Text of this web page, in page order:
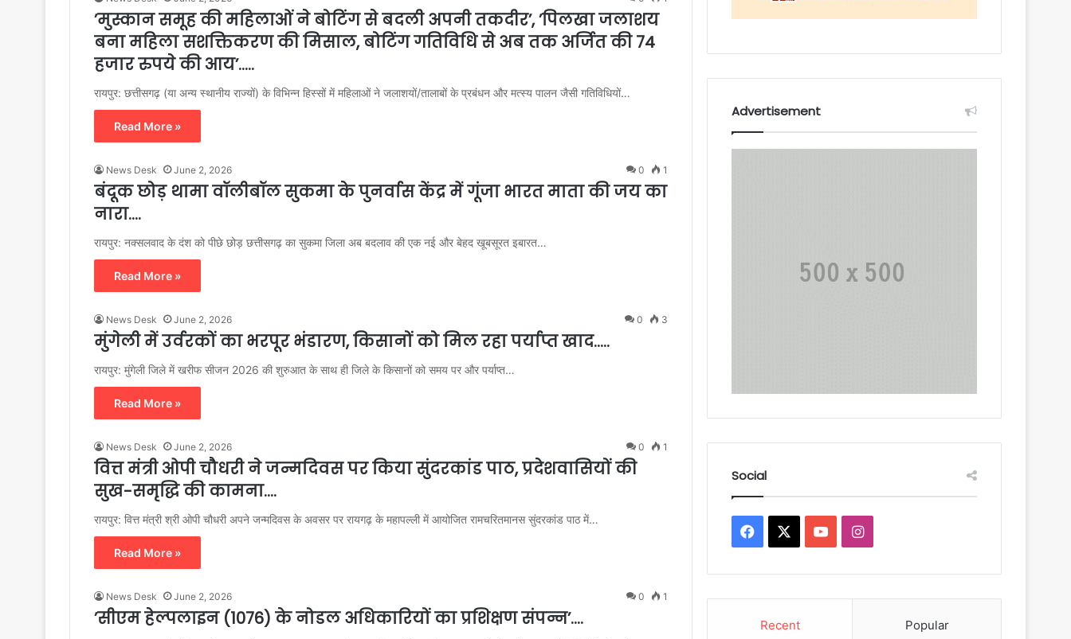
’मुस्कान समूह की महिलाओं ने बोटिंग से बदली अपनी तकदीर’, ’पिलखा जलाशय
बना महिला सशक्तिकरण की मिसाल, बोटिंग गतिविधि से अब तक अर्जित की 74
हजार रुपये की आय’…..
रायपुर: छत्तीसगढ़ (या अन्य स्थानीय राज्यों) के विभिन्न हिस्सों में महिलाओं ने जलाशयों/तालाबों के प्रबंधन और मत्स्य पालन जैसी गतिविधियों…
Read More »
News Desk June 2, 2026 0 1
बंदूक छोड़ थामा वॉलीबॉल सुकमा के पुनर्वास केंद्र में गूंजा भारत माता की जय का
नारा….
रायपुर: नक्सलवाद के दंश को पीछे छोड़ छत्तीसगढ़ का सुकमा जिला अब बदलाव की एक नई और बेहद खूबसूरत इबारत…
Read More »
News Desk June 2, 2026 0 3
मुंगेली में उर्वरकों का भरपूर भंडारण, किसानों को मिल रहा पर्याप्त खाद…..
रायपुर: मुंगेली जिले में खरीफ सीजन 2026 की शुरुआत के साथ ही जिले के किसानों को समय पर और पर्याप्त…
Read More »
News Desk June 2, 2026 0 1
वित्त मंत्री ओपी चौधरी ने जन्मदिवस पर किया सुंदरकांड पाठ, प्रदेशवासियों की
सुख-समृद्धि की कामना….
रायपुर: वित्त मंत्री श्री ओपी चौधरी अपने जन्मदिवस के अवसर पर रायगढ़ के महापल्ली में आयोजित रामचरितमानस सुंदरकांड पाठ में…
Read More »
News Desk June 2, 2026 0 1
’सीएम हेल्पलाइन (1076) के नोडल अधिकारियों का प्रशिक्षण संपन्न’….
Advertisement
Social
Facebook YouTubeInstagram
Recent Popular